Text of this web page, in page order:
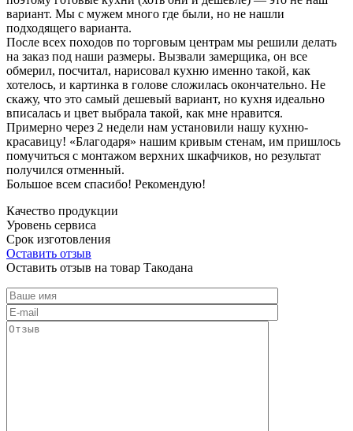
вариант. Мы с мужем много где были, но не нашли
подходящего варианта.
После всех походов по торговым центрам мы решили делать
на заказ под наши размеры. Вызвали замерщика, он все
обмерил, посчитал, нарисовал кухню именно такой, как
хотелось, и картинка в голове сложилась окончательно. Не
скажу, что это самый дешевый вариант, но кухня идеально
вписалась и цвет выбрала такой, как мне нравится.
Примерно через 2 недели нам установили нашу кухню-
красавицу! «Благодаря» нашим кривым стенам, им пришлось
помучиться с монтажом верхних шкафчиков, но результат
получился отменный.
Большое всем спасибо! Рекомендую!
Качество продукции
Уровень сервиса
Срок изготовления
Оставить отзыв
Оставить отзыв на товар Такодана